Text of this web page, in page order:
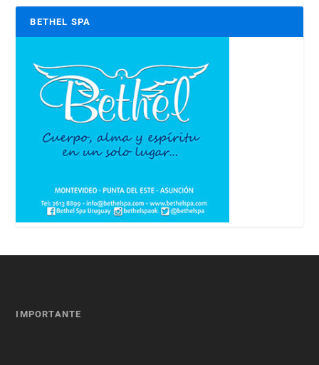
BETHEL SPA
IMPORTANTE